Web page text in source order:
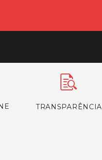
TRANSPARÊNCIA